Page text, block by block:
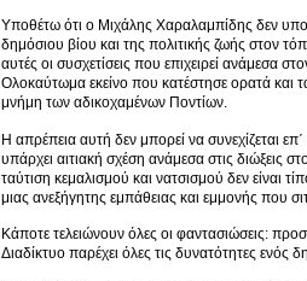
Υποθέτω ότι ο Μιχάλης Χαραλαμπίδης δεν
δημόσιου βίου και της πολιτικής ζωής στον
αυτές οι συσχετίσεις που επιχειρεί ανάμεσα
Ολοκαύτωμα εκείνο που κατέστησε ορατά και
μνήμη των αδικοχαμένων Ποντίων.
Η απρέπεια αυτή δεν μπορεί να συνεχίζεται
υπάρχει αιτιακή σχέση ανάμεσα στις διώξεις
ταύτιση κεμαλισμού και νατσισμού δεν είναι
μιας ανεξήγητης εμπάθειας και εμμονής που
Κάποτε τελειώνουν όλες οι φαντασιώσεις:
Διαδίκτυο παρέχει όλες τις δυνατότητες ενός